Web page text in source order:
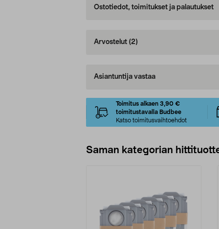
Ostotiedot, toimitukset ja palautukset
Arvostelut (2)
Asiantuntija vastaa
Toimitus alkaen 3,90 €
toimitustavalla Budbee
Katso toimitusvaihtoehdot
Saman kategorian